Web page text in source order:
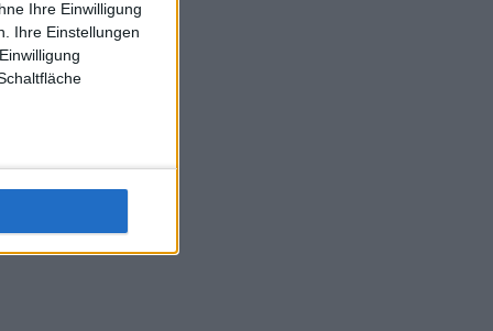
Ihre Einwilligung
Ihre Einstellungen
L-Struff wahrscheinlich morge 3 Spiele absolvieren (2.
1x Doppel) dank der hervorragenden Unterstützung
für F-A-A